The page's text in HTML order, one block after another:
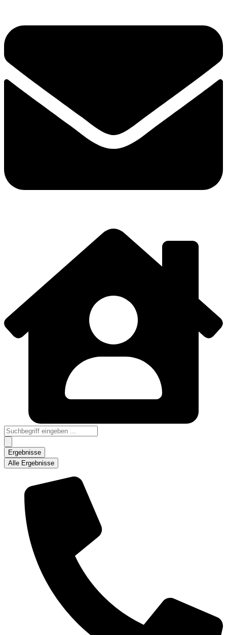
Search
...
Ergebnisse
Alle Ergebnisse